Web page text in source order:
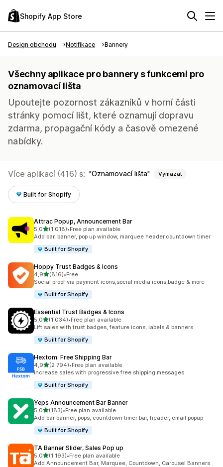
Shopify App Store
Design obchodu Notifikace Bannery
Všechny aplikace pro bannery s funkcemi pro
oznamovací lišta
Upoutejte pozornost zákazníků v horní části
stránky pomocí lišt, které oznamují dopravu
zdarma, propagační kódy a časově omezené
nabídky.
Více aplikací (416) s: Oznamovací lišta Vymazat
Built for Shopify
Attrac Popup, Announcement Bar
5,0z 5 hvězd
(1 018)
Celkový počet recenzí: 1018
•Free plan available
Add bar, banner, pop up window, marquee header,countdown timer
Built for Shopify
Hoppy Trust Badges & Icons
4,9z 5 hvězd
(816)
Celkový počet recenzí: 816
•Free
Social proof via payment icons,social media icons,badge & more
Built for Shopify
Essential Trust Badges & Icons
5,0z 5 hvězd
(1 034)
Celkový počet recenzí: 1034
•Free plan available
Lift sales with trust badges, feature icons, labels & banners
Built for Shopify
Hextom: Free Shipping Bar
4,9z 5 hvězd
(2 794)
Celkový počet recenzí: 2794
•Free plan available
Increase sales with progressive free shipping messages
Built for Shopify
Yeps Announcement Bar Banner
5,0z 5 hvězd
(183)
Celkový počet recenzí: 183
•Free plan available
Add bar banner, pops, countdown timer bar, header, email popup
Built for Shopify
TA Banner Slider, Sales Pop up
5,0z 5 hvězd
(1 193)
Celkový počet recenzí: 1193
•Free plan available
Add Announcement Bar, Marquee, Countdown, Carousel Banners